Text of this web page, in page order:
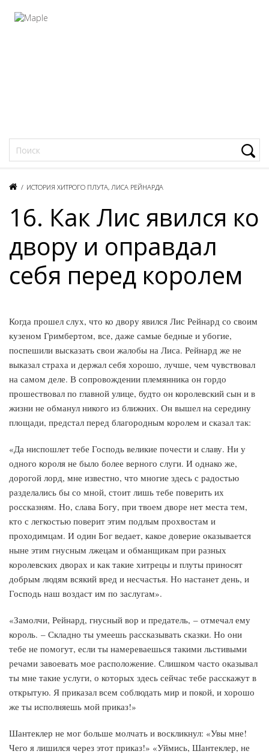
/ ИСТОРИЯ ХИТРОГО ПЛУТА, ЛИСА РЕЙНАРДА
16. Как Лис явился ко
двору и оправдал
себя перед королем
Когда прошел слух, что ко двору явился Лис Рейнард со своим
кузеном Гримбертом, все, даже самые бедные и убогие,
поспешили высказать свои жалобы на Лиса. Рейнард же не
выказал страха и держал себя хорошо, лучше, чем чувствовал
на самом деле. В сопровождении племянника он гордо
прошествовал по главной улице, будто он королевский сын и в
жизни не обманул никого из ближних. Он вышел на середину
площади, предстал перед благородным королем и сказал так:
«Да ниспошлет тебе Господь великие почести и славу. Ни у
одного короля не было более верного слуги. И однако же,
дорогой лорд, мне известно, что многие здесь с радостью
разделались бы со мной, стоит лишь тебе поверить их
россказням. Но, слава Богу, при твоем дворе нет места тем,
кто с легкостью поверит этим подлым прохвостам и
проходимцам. И один Бог ведает, какое доверие оказывается
ныне этим гнусным лжецам и обманщикам при разных
королевских дворах и как такие хитрецы и плуты приносят
добрым людям всякий вред и несчастья. Но настанет день, и
Господь наш воздаст им по заслугам».
«Замолчи, Рейнард, гнусный вор и предатель, – отмечал ему
король. – Складно ты умеешь рассказывать сказки. Но они
тебе не помогут, если ты намереваешься такими льстивыми
речами завоевать мое расположение. Слишком часто оказывал
ты мне такие услуги, о которых здесь сейчас тебе расскажут в
открытую. Я приказал всем соблюдать мир и покой, и хорошо
же ты исполняешь мой приказ!»
Шантеклер не мог больше молчать и воскликнул: «Увы мне!
Чего я лишился через этот приказ!» «Уймись, Шантеклер, не